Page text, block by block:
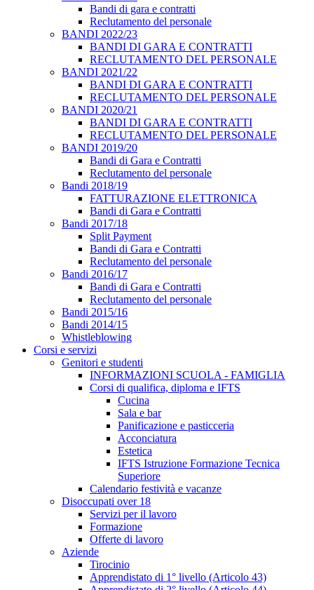
Bandi di gara e contratti
Reclutamento del personale
BANDI 2022/23
BANDI DI GARA E CONTRATTI
RECLUTAMENTO DEL PERSONALE
BANDI 2021/22
BANDI DI GARA E CONTRATTI
RECLUTAMENTO DEL PERSONALE
BANDI 2020/21
BANDI DI GARA E CONTRATTI
RECLUTAMENTO DEL PERSONALE
BANDI 2019/20
Bandi di Gara e Contratti
Reclutamento del personale
Bandi 2018/19
FATTURAZIONE ELETTRONICA
Bandi di Gara e Contratti
Bandi 2017/18
Split Payment
Bandi di Gara e Contratti
Reclutamento del personale
Bandi 2016/17
Bandi di Gara e Contratti
Reclutamento del personale
Bandi 2015/16
Bandi 2014/15
Whistleblowing
Corsi e servizi
Genitori e studenti
INFORMAZIONI SCUOLA - FAMIGLIA
Corsi di qualifica, diploma e IFTS
Cucina
Sala e bar
Panificazione e pasticceria
Acconciatura
Estetica
IFTS Istruzione Formazione Tecnica
Superiore
Calendario festività e vacanze
Disoccupati over 18
Servizi per il lavoro
Formazione
Offerte di lavoro
Aziende
Tirocinio
Apprendistato di 1° livello (Articolo 43)